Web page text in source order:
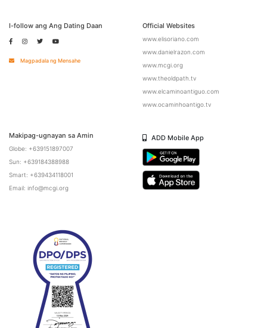
I-follow ang Ang Dating Daan
Magpadala ng Mensahe
Official Websites
www.elisoriano.com
www.danielrazon.com
www.mcgi.org
www.theoldpath.tv
www.elcaminoantiguo.com
www.ocaminhoantigo.tv
Makipag-ugnayan sa Amin
Globe: +639151897007
Sun: +639184388988
Smart: +639434118001
Email: info@mcgi.org
ADD Mobile App